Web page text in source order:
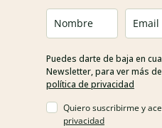
Puedes darte de baja en
Newsletter, para ver más
política de privacidad
Quiero suscribirme y
privacidad